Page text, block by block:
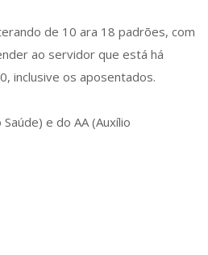
de 10 ara 18 padrões, com
ao servidor que está há
inclusive os aposentados.
e do AA (Auxílio